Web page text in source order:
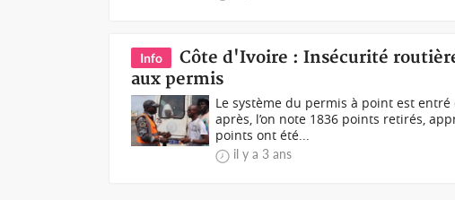
Info
Côte d'Ivoire : Insécurité
aux permis
Le système du permis à point est
après, l’on note 1836 points retirés,
points ont été...
il y a 3 ans